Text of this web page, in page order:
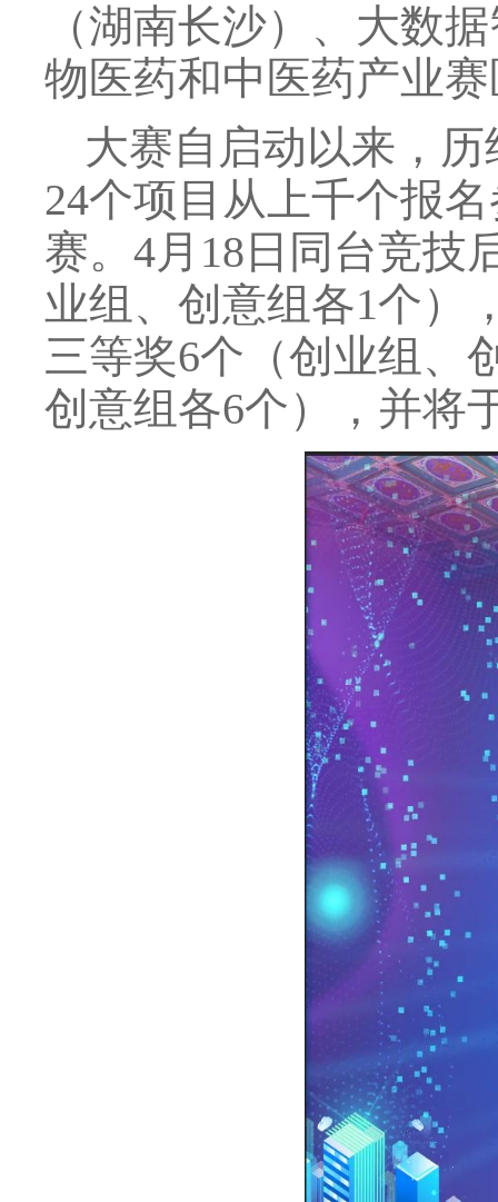
（湖南长沙）、大数
物医药和中医药产业
大赛自启动以来，
24个项目从上千个报
赛。4月18日同台竞技
业组、创意组各1个）
三等奖6个（创业组、
创意组各6个），并将